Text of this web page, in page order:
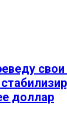
доллар